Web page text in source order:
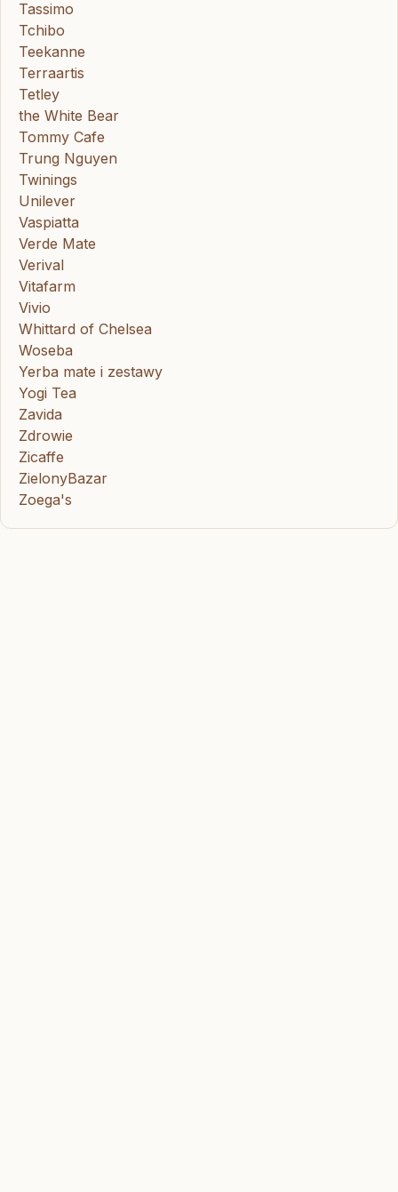
Tassimo
Tchibo
Teekanne
Terraartis
Tetley
the White Bear
Tommy Cafe
Trung Nguyen
Twinings
Unilever
Vaspiatta
Verde Mate
Verival
Vitafarm
Vivio
Whittard of Chelsea
Woseba
Yerba mate i zestawy
Yogi Tea
Zavida
Zdrowie
Zicaffe
ZielonyBazar
Zoega's